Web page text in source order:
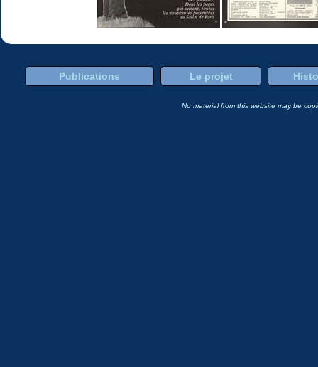
Publications Le projet
No material from this website may be